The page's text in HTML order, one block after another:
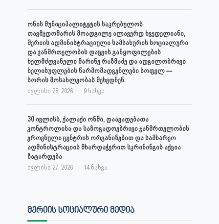
ონის მუნიციპალიტეტის საკრებულოს
თავმჯდომარის მოადგილე ალავერდ ხვედელიანი,
მერიის ადმინისტრაციული სამსახურის სოციალური
და ჯანმრთელობის დაცვის განყოფილების
ხელმძღვანელი მარინე რაზმაძე და ადგილობრივი
ხელისუფლების წარმომადგენლები სოფელ —
სორის მოსახლეობას შეხვდნენ.
ივლისი 28, 2026 9 ნახვა
30 ივლისს, ქალაქი ონში, დაავადებათა
კონტროლისა და საზოგადოებრივი ჯანმრთელობის
ეროვნული ცენტრის ორგანიზებით და სამხარეო
ადმინისტრაციის მხარდაჭერით სკრინინგის აქცია
ჩატარდება
ივლისი 27, 2026 14 ნახვა
ᲛᲔᲠᲘᲘᲡ ᲡᲝᲪᲘᲐᲚᲣᲠᲘ ᲛᲔᲓᲘᲐ